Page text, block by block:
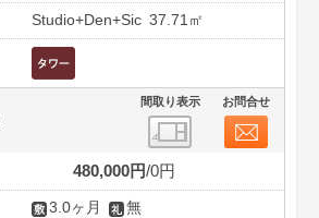
Studio+Den+Sic 37.71㎡
間取り表示 お問合せ
480,000円 0円
3.0ヶ月 無